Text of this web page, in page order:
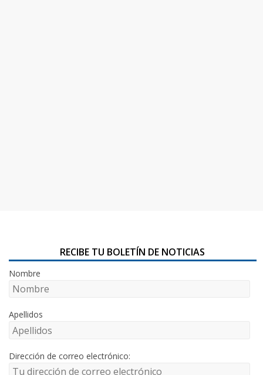
RECIBE TU BOLETÍN DE NOTICIAS
Nombre
Apellidos
Dirección de correo electrónico: